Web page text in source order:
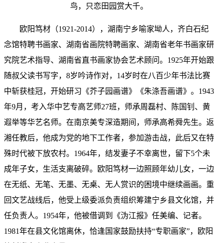
鸟，只恋田园赏大千。
欧阳笃材（1921-2014），湖南宁乡喻家坳人， 齐白石纪
念馆特聘书画家、湖南省画院特聘画家、湖南省老年书画家研
究院艺术指导、湖南省直书画家协会艺术顾问。1925年开始跟
随叔父读书写字，8岁吟诗作对，14岁时在八百少年书法比赛
中斩获桂冠，开始研习《芥子园画谱》《朱涤吾画谱》。1943
年9月，考入华中艺专高艺师27班，师承周磊村、陈国钊、黄
遐举等华艺名师。在南京美专深造期间，师承高希舜先生。返
湘任教后，他成为党的地下工作者，参加游击战，此后又在特
殊时代被下放农村。1964年，结发妻子不幸离世，留下5个未
成年子女，生活支离破碎。欧阳笃材一边照顾年幼儿女，一边
在无纸、无笔、无墨、无桌、无人赏识的困境中继续画画。重
回文艺战线后，他受上级委派负责组织筹建宁乡县文化馆，并
任负责人。1954年，他被借调到《沩江报》任美编、记者。
1981年在县文化馆离休，恰逢国家鼓励扶持“专职画家”，欧阳